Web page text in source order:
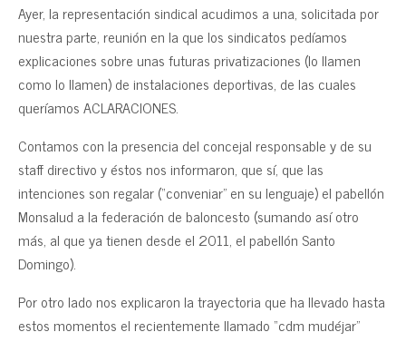
Ayer, la representación sindical acudimos a una, solicitada por
nuestra parte, reunión en la que los sindicatos pedíamos
explicaciones sobre unas futuras privatizaciones (lo llamen
como lo llamen) de instalaciones deportivas, de las cuales
queríamos ACLARACIONES.
Contamos con la presencia del concejal responsable y de su
staff directivo y éstos nos informaron, que sí, que las
intenciones son regalar (“conveniar” en su lenguaje) el pabellón
Monsalud a la federación de baloncesto (sumando así otro
más, al que ya tienen desde el 2011, el pabellón Santo
Domingo).
Por otro lado nos explicaron la trayectoria que ha llevado hasta
estos momentos el recientemente llamado “cdm mudéjar”